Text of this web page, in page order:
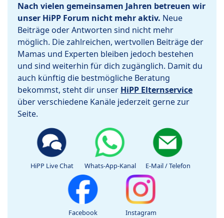
Nach vielen gemeinsamen Jahren betreuen wir
unser HiPP Forum nicht mehr aktiv. Neue
Beiträge oder Antworten sind nicht mehr
möglich. Die zahlreichen, wertvollen Beiträge der
Mamas und Experten bleiben jedoch bestehen
und sind weiterhin für dich zugänglich. Damit du
auch künftig die bestmögliche Beratung
bekommst, steht dir unser HiPP Elternservice
über verschiedene Kanäle jederzeit gerne zur
Seite.
HiPP Live Chat Whats-App-Kanal E-Mail / Telefon
Facebook Instagram